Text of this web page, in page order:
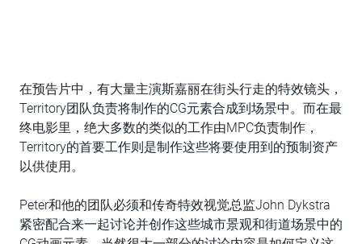
在预告片中，有大量主演斯嘉丽在街头行走的特效镜头，
Territory团队负责将制作的CG元素合成到场景中。而在最
终电影里，绝大多数的类似的工作由MPC负责制作，
Territory的首要工作则是制作这些将要使用到的预制资产
以供使用。
Peter和他的团队必须和传奇特效视觉总监John Dykstra
紧密配合来一起讨论并创作这些城市景观和街道场景中的